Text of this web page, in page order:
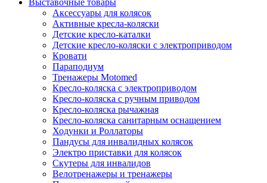
Выставочные товары
Аксессуары для колясок
Активные кресла-коляски
Детские кресло-каталки
Детские кресло-коляски с электроприводом
Кровати
Параподиум
Тренажеры Motomed
Кресло-коляска с электроприводом
Кресло-коляска с ручным приводом
Кресло-коляска рычажная
Кресло-коляска санитарным оснащением
Ходунки и Роллаторы
Пандусы для инвалидных колясок
Электро приставки для колясок
Скутеры для инвалидов
Велотренажеры и тренажеры